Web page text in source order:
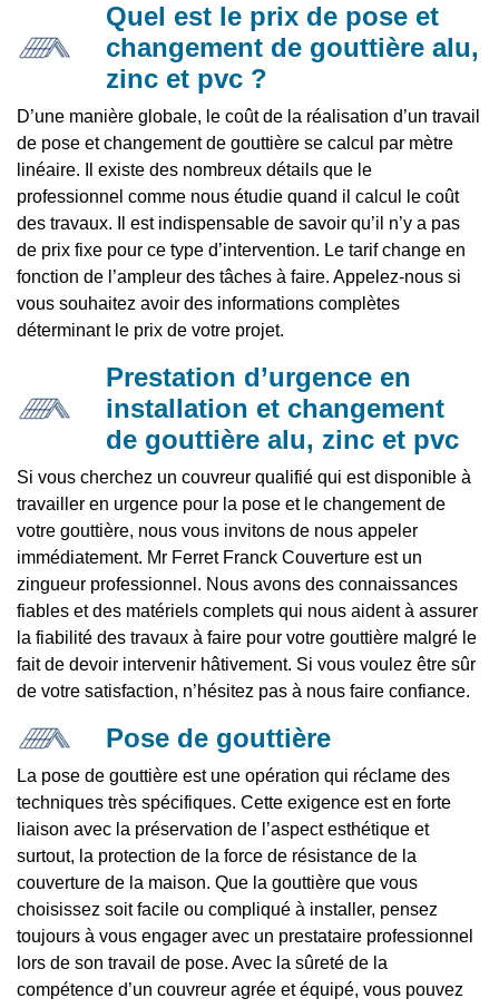
Quel est le prix de pose et
changement de gouttière alu,
zinc et pvc ?
D’une manière globale, le coût de la réalisation d’un travail
de pose et changement de gouttière se calcul par mètre
linéaire. Il existe des nombreux détails que le
professionnel comme nous étudie quand il calcul le coût
des travaux. Il est indispensable de savoir qu’il n’y a pas
de prix fixe pour ce type d’intervention. Le tarif change en
fonction de l’ampleur des tâches à faire. Appelez-nous si
vous souhaitez avoir des informations complètes
déterminant le prix de votre projet.
Prestation d’urgence en
installation et changement
de gouttière alu, zinc et pvc
Si vous cherchez un couvreur qualifié qui est disponible à
travailler en urgence pour la pose et le changement de
votre gouttière, nous vous invitons de nous appeler
immédiatement. Mr Ferret Franck Couverture est un
zingueur professionnel. Nous avons des connaissances
fiables et des matériels complets qui nous aident à assurer
la fiabilité des travaux à faire pour votre gouttière malgré le
fait de devoir intervenir hâtivement. Si vous voulez être sûr
de votre satisfaction, n’hésitez pas à nous faire confiance.
Pose de gouttière
La pose de gouttière est une opération qui réclame des
techniques très spécifiques. Cette exigence est en forte
liaison avec la préservation de l’aspect esthétique et
surtout, la protection de la force de résistance de la
couverture de la maison. Que la gouttière que vous
choisissez soit facile ou compliqué à installer, pensez
toujours à vous engager avec un prestataire professionnel
lors de son travail de pose. Avec la sûreté de la
compétence d’un couvreur agrée et équipé, vous pouvez